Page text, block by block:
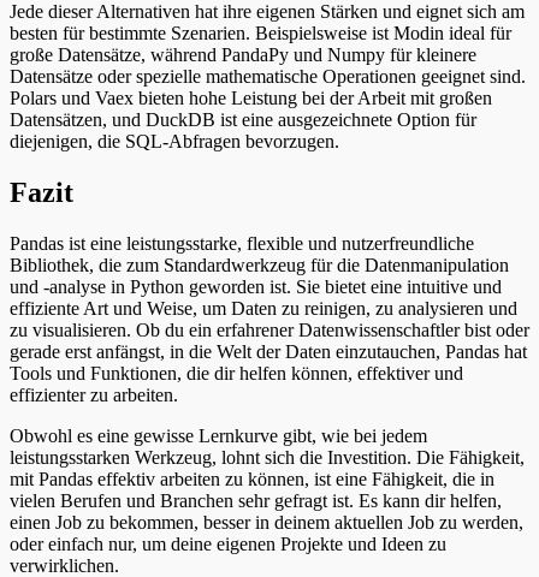
Jede dieser Alternativen hat ihre eigenen Stärken und eignet sich am
besten für bestimmte Szenarien. Beispielsweise ist Modin ideal für
große Datensätze, während PandaPy und Numpy für kleinere
Datensätze oder spezielle mathematische Operationen geeignet sind.
Polars und Vaex bieten hohe Leistung bei der Arbeit mit großen
Datensätzen, und DuckDB ist eine ausgezeichnete Option für
diejenigen, die SQL-Abfragen bevorzugen.
Fazit
Pandas ist eine leistungsstarke, flexible und nutzerfreundliche
Bibliothek, die zum Standardwerkzeug für die Datenmanipulation
und -analyse in Python geworden ist. Sie bietet eine intuitive und
effiziente Art und Weise, um Daten zu reinigen, zu analysieren und
zu visualisieren. Ob du ein erfahrener Datenwissenschaftler bist oder
gerade erst anfängst, in die Welt der Daten einzutauchen, Pandas hat
Tools und Funktionen, die dir helfen können, effektiver und
effizienter zu arbeiten.
Obwohl es eine gewisse Lernkurve gibt, wie bei jedem
leistungsstarken Werkzeug, lohnt sich die Investition. Die Fähigkeit,
mit Pandas effektiv arbeiten zu können, ist eine Fähigkeit, die in
vielen Berufen und Branchen sehr gefragt ist. Es kann dir helfen,
einen Job zu bekommen, besser in deinem aktuellen Job zu werden,
oder einfach nur, um deine eigenen Projekte und Ideen zu
verwirklichen.